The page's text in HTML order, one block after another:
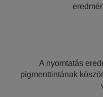
A nyomtatás
pigmenttintának